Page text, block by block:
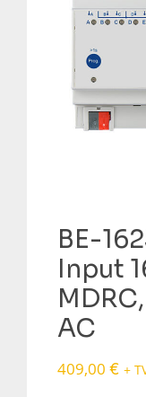
BE-
Input
AC
409,00 € +